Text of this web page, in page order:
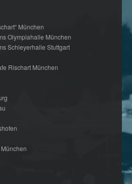
München
Olympiahalle München
Schleyerhalle Stuttgart
Rischart München